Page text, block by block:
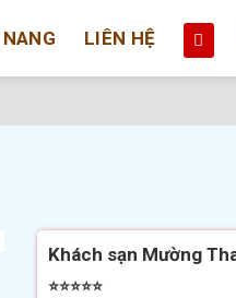
LIÊN HỆ
Khách sạn Mường
⭐⭐⭐⭐⭐